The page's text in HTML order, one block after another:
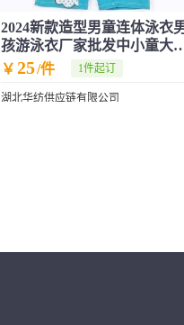
2024新款造型男童连体泳衣
孩游泳衣厂家批发中小童大
可爱泳衣
￥ 25/件 1件起订
湖北华纺供应链有限公司